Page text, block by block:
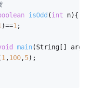
isOdd (int n){
)==1;
main(String[] args)
1,100,5);